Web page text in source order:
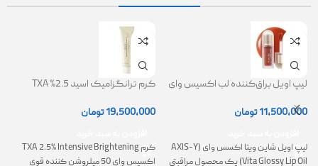
لیپ اویل براق‌کننده لب اکسیس وای
11,500,000تومان
لیپ اویل شاین ویتا اکسس وای (AXIS-Y
Vita Glossy Lip Oil) یک محصول مراقبتی
کرم ترانگزامیک اسید 2.5% TXA
19,500,000تومان
کرم TXA 2.5% Intensive Brightening
اکسیس وای 50 میلروشن کننده قوی